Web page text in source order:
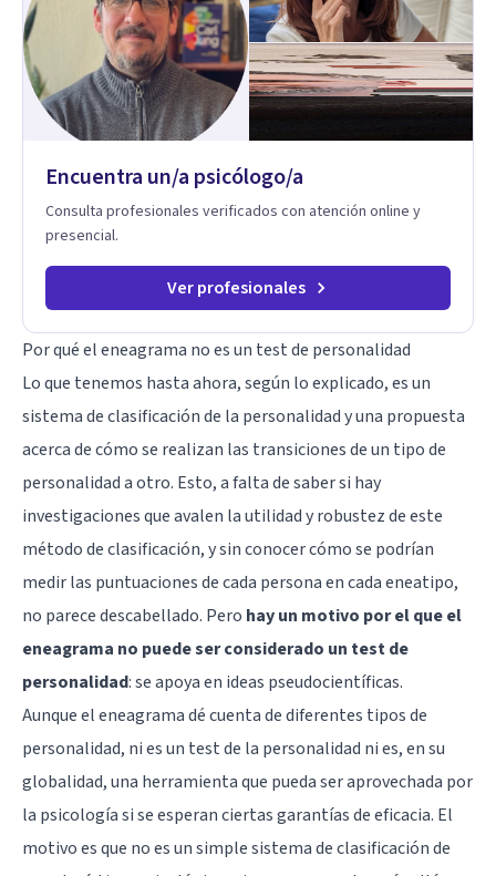
interior y de la manera en que nuestras experiencias influyen
en nuestra forma de sentir, pensar y relacionarnos. Mi misión
es ofrecer un espacio de acompañamiento en salud mental
basado en la comprensión, la compasión y el respeto por el
ritmo de cada persona. Integro conocimientos y herramientas
de la psicología con un enfoque informado en trauma para
fortalecer sus recursos personales, desarrollar nuevas
resiliencia y bienestar. Creo profundamente en la
autoconciencia como un camino fundamental para la
transformación personal y para construir una vida más
auténtica y significativa.
Encuentra un/a psicólogo/a
Consulta profesionales verificados con atención online y
presencial.
Ver profesionales
Por qué el eneagrama no es un test de personalidad
Lo que tenemos hasta ahora, según lo explicado, es un
sistema de clasificación de la personalidad y una propuesta
acerca de cómo se realizan las transiciones de un tipo de
personalidad a otro. Esto, a falta de saber si hay
investigaciones que avalen la utilidad y robustez de este
método de clasificación, y sin conocer cómo se podrían
medir las puntuaciones de cada persona en cada eneatipo,
no parece descabellado. Pero hay un motivo por el que el
eneagrama no puede ser considerado un test de
personalidad:se apoya en ideas pseudocientíficas.
Aunque el eneagrama dé cuenta de diferentes tipos de
personalidad, ni es un test de la personalidad ni es, en su
globalidad, una herramienta que pueda ser aprovechada por
la psicología si se esperan ciertas garantías de eficacia. El
motivo es que no es un simple sistema de clasificación de